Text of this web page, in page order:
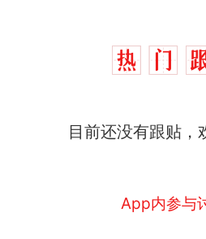
目前还没有跟贴，
App内参与
人生
新 费大厨“